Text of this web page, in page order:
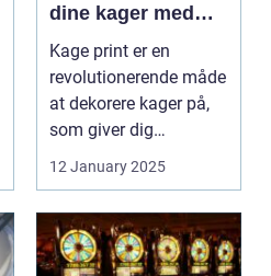
dine kager med
kage print
Kage print er en
revolutionerende måde
at dekorere kager på,
som giver dig
mulighed for ...
12 January 2025